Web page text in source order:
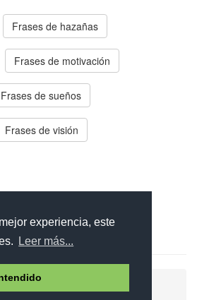
experiencia, este
Leer más...
Frases de hazañas
Frases de motivación
Frases de sueños
Frases de visión
legal